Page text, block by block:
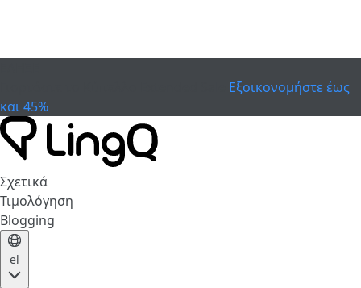
Εξοικονομήστε έως
και 45%
Σχετικά
Τιμολόγηση
Blogging
el